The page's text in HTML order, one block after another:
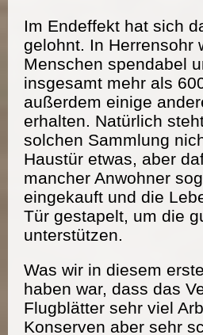
Im Endeffekt hat sich
gelohnt. In Herrensohr
Menschen spendabel
insgesamt mehr als
außerdem einige
erhalten. Natürlich
solchen Sammlung
Haustür etwas, aber
mancher Anwohner
eingekauft und die
Tür gestapelt, um die
unterstützen.
Was wir in diesem
haben war, dass das
Flugblätter sehr viel
Konserven aber sehr